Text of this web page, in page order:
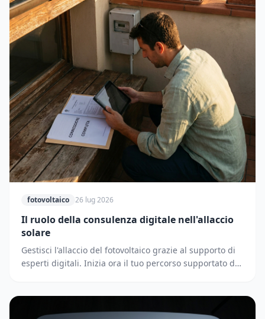
fotovoltaico 26 lug 2026
Il ruolo della consulenza digitale nell'allaccio
solare
Gestisci l'allaccio del fotovoltaico grazie al supporto di
esperti digitali. Inizia ora il tuo percorso supportato dai